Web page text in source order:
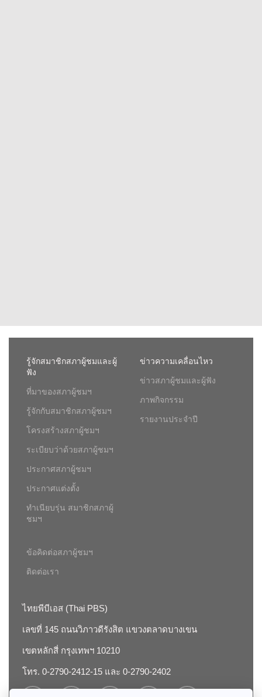
รู้จักสมาชิกสภาผู้ชมและผู้
ฟัง
ที่มาของสภาผู้ชมฯ
รู้จักกับสมาชิกสภาผู้ชมฯ
โครงสร้างสภาผู้ชมฯ
ระเบียบว่าด้วยสภาผู้ชมฯ
ประกาศสภาผู้ชมฯ
ประกาศแต่งตั้ง
ทำเนียบรุ่น สมาชิกสภาผู้
ชมฯ
ข่าวความเคลื่อนไหว
ข่าวสภาผู้ชมและผู้ฟัง
ภาพกิจกรรม
รายงานประจำปี
ข้อคิดต่อสภาผู้ชมฯ
ติดต่อเรา
ไทยพีบีเอส (Thai PBS)
เลขที่ 145 ถนนวิภาวดีรังสิต แขวงตลาดบางเขน
เขตหลักสี่ กรุงเทพฯ 10210
โทร. 0-2790-2412-15 และ 0-2790-2402